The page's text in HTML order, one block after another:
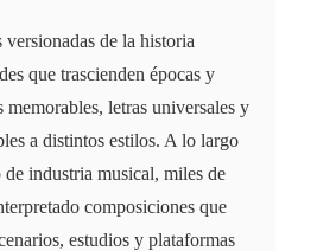
versionadas de la historia
que trascienden épocas y
memorables, letras universales y
a distintos estilos. A lo largo
de industria musical, miles de
composiciones que
estudios y plataformas